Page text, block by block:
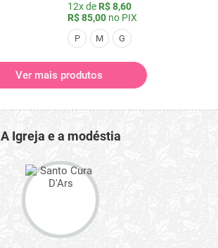
12x de R$ 8,60
R$ 85,00 no PIX
P M G
Ver mais produtos
A Igreja e a modéstia